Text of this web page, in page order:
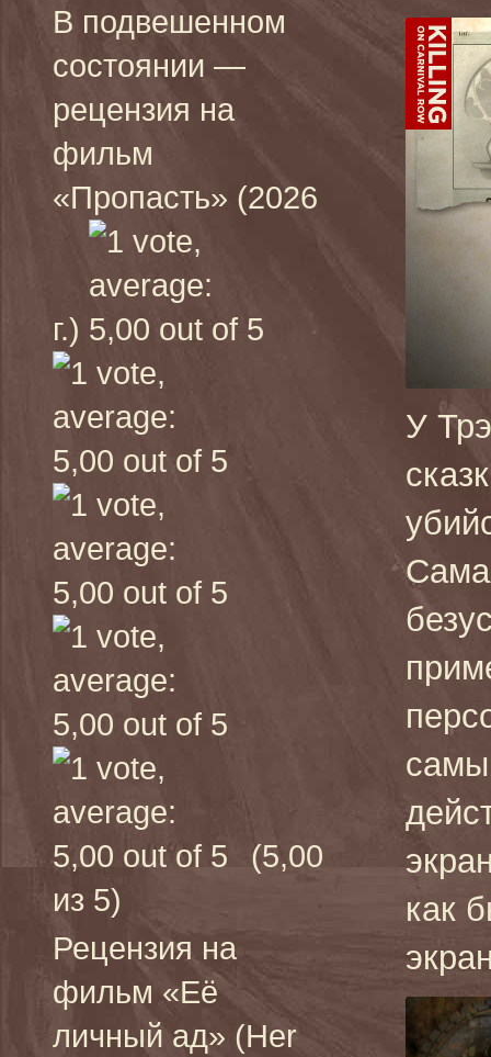
В подвешенном
состоянии —
рецензия на
фильм
«Пропасть» (2026
г.)
(5,00
из 5)
Рецензия на
фильм «Её
личный ад» (Her
У
как